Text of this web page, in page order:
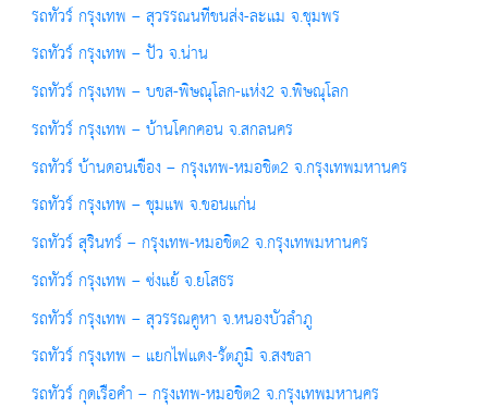
รถทัวร์ กรุงเทพ – สุวรรณนทีขนส่ง-ละแม จ.ชุมพร
รถทัวร์ กรุงเทพ – ปัว จ.น่าน
รถทัวร์ กรุงเทพ – บขส-พิษณุโลก-แห่ง2 จ.พิษณุโลก
รถทัวร์ กรุงเทพ – บ้านโคกคอน จ.สกลนคร
รถทัวร์ บ้านดอนเขือง – กรุงเทพ-หมอชิต2 จ.กรุงเทพมหานคร
รถทัวร์ กรุงเทพ – ชุมแพ จ.ขอนแก่น
รถทัวร์ สุรินทร์ – กรุงเทพ-หมอชิต2 จ.กรุงเทพมหานคร
รถทัวร์ กรุงเทพ – ซ่งแย้ จ.ยโสธร
รถทัวร์ กรุงเทพ – สุวรรณคูหา จ.หนองบัวลำภู
รถทัวร์ กรุงเทพ – แยกไฟแดง-รัตภูมิ จ.สงขลา
รถทัวร์ กุดเรือคำ – กรุงเทพ-หมอชิต2 จ.กรุงเทพมหานคร